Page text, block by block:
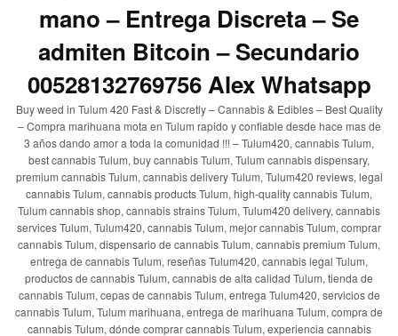
mano – Entrega Discreta – Se
admiten Bitcoin – Secundario
00528132769756 Alex Whatsapp
Buy weed in Tulum 420 Fast & Discretly – Cannabis & Edibles – Best Quality
– Compra marihuana mota en Tulum rapido y confiable desde hace mas de
3 años dando amor a toda la comunidad !!! – Tulum420, cannabis Tulum,
best cannabis Tulum, buy cannabis Tulum, Tulum cannabis dispensary,
premium cannabis Tulum, cannabis delivery Tulum, Tulum420 reviews, legal
cannabis Tulum, cannabis products Tulum, high-quality cannabis Tulum,
Tulum cannabis shop, cannabis strains Tulum, Tulum420 delivery, cannabis
services Tulum, Tulum420, cannabis Tulum, mejor cannabis Tulum, comprar
cannabis Tulum, dispensario de cannabis Tulum, cannabis premium Tulum,
entrega de cannabis Tulum, reseñas Tulum420, cannabis legal Tulum,
productos de cannabis Tulum, cannabis de alta calidad Tulum, tienda de
cannabis Tulum, cepas de cannabis Tulum, entrega Tulum420, servicios de
cannabis Tulum, Tulum marihuana, entrega de marihuana Tulum, compra de
cannabis Tulum, dónde comprar cannabis Tulum, experiencia cannabis